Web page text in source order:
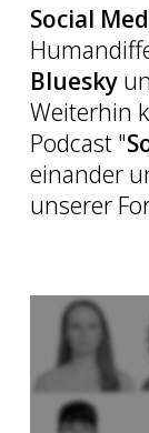
Social
Bluesky
Weiterhin
Podcast "
einander
unserer